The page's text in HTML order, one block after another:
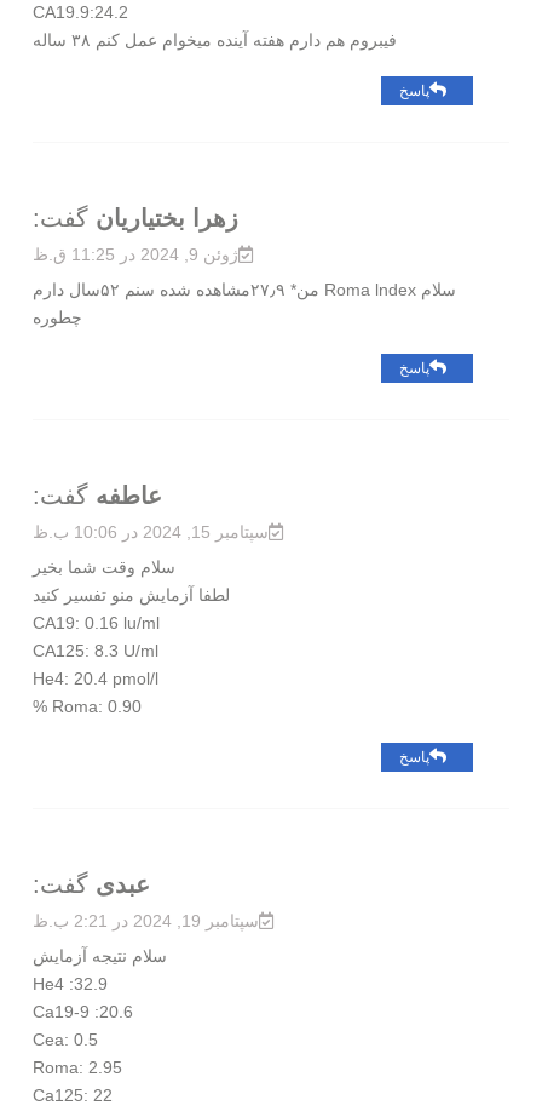
CA19.9:24.2
فیبروم هم دارم هفته آینده میخوام عمل کنم ۳۸ ساله
پاسخ
زهرا بختیاریان گفت:
ژوئن 9, 2024 در 11:25 ق.ظ
سلام Roma lndex من* ۲۷٫۹مشاهده شده سنم ۵۲سال دارم
چطوره
پاسخ
عاطفه گفت:
سپتامبر 15, 2024 در 10:06 ب.ظ
سلام وقت شما بخیر
لطفا آزمایش منو تفسیر کنید
CA19: 0.16 lu/ml
CA125: 8.3 U/ml
He4: 20.4 pmol/l
Roma: 0.90 %
پاسخ
عبدی گفت:
سپتامبر 19, 2024 در 2:21 ب.ظ
سلام نتیجه آزمایش
He4 :32.9
Ca19-9 :20.6
Cea: 0.5
Roma: 2.95
Ca125: 22